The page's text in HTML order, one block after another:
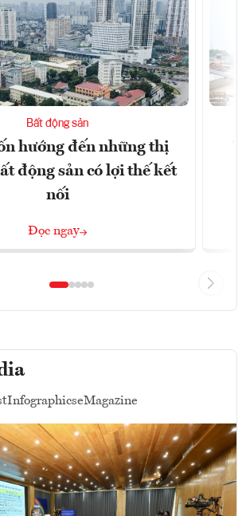
Bất động sản
hướng đến những thị
động sản có lợi thế kết
nối
Đọc ngay
InfographicseMagazine